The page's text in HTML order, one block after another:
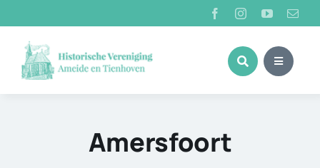
naar
inhoud
Amersfoort